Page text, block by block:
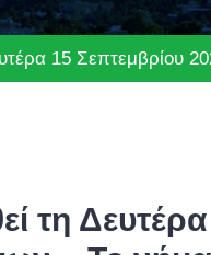
15 Σεπτεμβρίου